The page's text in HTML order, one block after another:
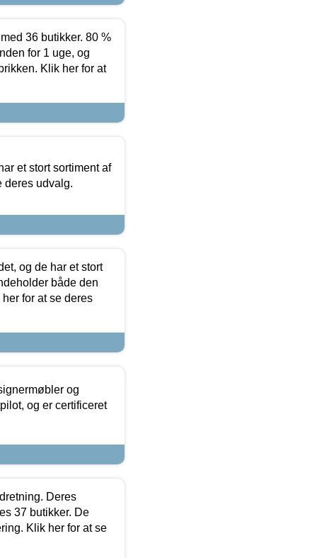
36 butikker. 80 %
for 1 uge, og
Klik her for at
et stort sortiment af
deres udvalg.
og de har et stort
både den
for at se deres
og
og er certificeret
Deres
37 butikker. De
Klik her for at se